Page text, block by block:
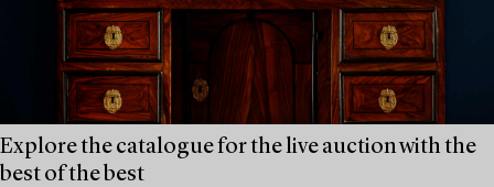
Explore the catalogue for the live auction with the
best of the best